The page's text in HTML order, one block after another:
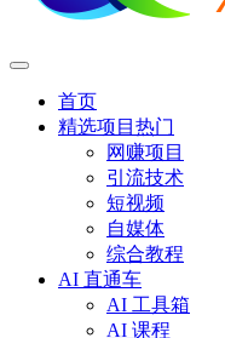
首页
精选项目 热门
网赚项目
引流技术
短视频
自媒体
综合教程
AI 直通车
AI 工具箱
AI 课程